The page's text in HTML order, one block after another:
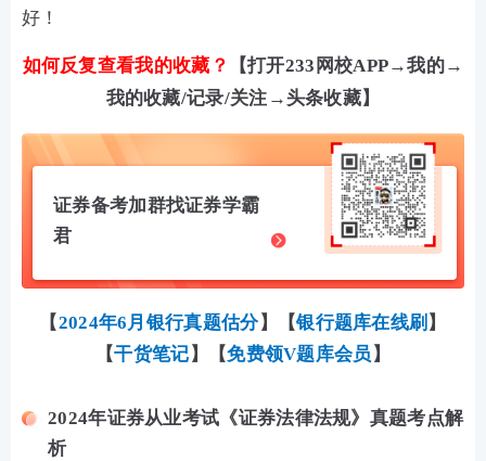
好！
如何反复查看我的收藏？
【打开233网校APP→我的→
我的收藏/记录/关注→头条收藏】
证券备考加群找证券学霸
君
【2024年6月银行真题估分 】 【银行题库在线刷 】
【干货笔记 】 【免费领V题库会员 】
2024年证券从业考试《证券法律法规》真题考点解
析